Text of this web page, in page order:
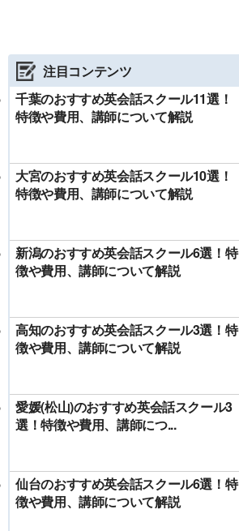
注目コンテンツ
千葉のおすすめ英会話スクール11選！
特徴や費用、講師について解説
大宮のおすすめ英会話スクール10選！
特徴や費用、講師について解説
新潟のおすすめ英会話スクール6選！特
徴や費用、講師について解説
高知のおすすめ英会話スクール3選！特
徴や費用、講師について解説
愛媛(松山)のおすすめ英会話スクール3
選！特徴や費用、講師につ...
仙台のおすすめ英会話スクール6選！特
徴や費用、講師について解説